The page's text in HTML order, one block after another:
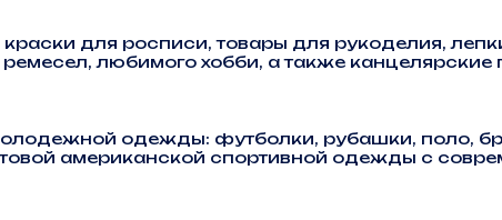
для росписи, товары для рукоделия,
любимого хобби, а также
молодежной одежды: футболки, рубашки, поло,
американской спортивной одежды с